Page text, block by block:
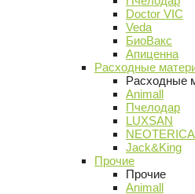
Doctor VIC
Veda
БиоВакс
Апиценна
Расходные
Расходные
Animall
Пчелодар
LUXSAN
Jack&King
Прочие
Прочие
Animall